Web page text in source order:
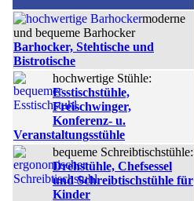
moderne
und bequeme Barhocker
Barhocker, Stehtische und
Bistrotische
hochwertige Stühle:
Esstischstühle,
Freischwinger,
Konferenz- u.
Veranstaltungsstühle
bequeme Schreibtischstühle:
Drehstühle, Chefsessel
und Schreibtischstühle für
Kinder